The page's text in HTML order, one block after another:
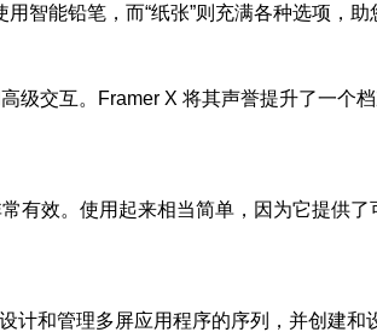
智能铅笔，而“纸张”则充满各种选项，助
级交互。Framer X 将其声誉提升了一个
有效。使用起来相当简单，因为它提供了
和管理多屏应用程序的序列，并创建和